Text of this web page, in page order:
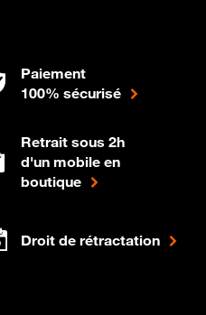
Paiement
100% sécurisé
Retrait sous 2h
d'un mobile en
boutique
Droit de rétractation